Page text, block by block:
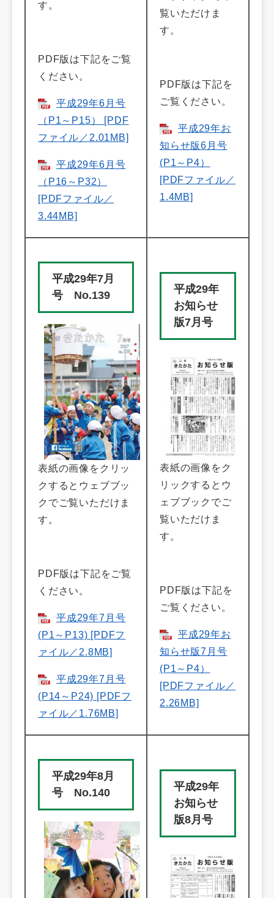
す。
PDF版は下記をご覧
ください。
平成29年6月号
（P1～P15） [PDF
ファイル／2.01MB]
平成29年6月号
（P16～P32）
[PDFファイル／
3.44MB]
覧いただけま
す。
PDF版は下記を
ご覧ください。
平成29年お
知らせ版6月号
(P1～P4）
[PDFファイル／
1.4MB]
平成29年7月
号 No.139
表紙の画像をクリッ
クするとウェブブッ
クでご覧いただけま
す。
PDF版は下記をご覧
ください。
平成29年7月号
(P1～P13) [PDFフ
ァイル／2.8MB]
平成29年7月号
(P14～P24) [PDFフ
ァイル／1.76MB]
平成29年
お知らせ
版7月号
表紙の画像をク
リックするとウ
ェブブックでご
覧いただけま
す。
PDF版は下記を
ご覧ください。
平成29年お
知らせ版7月号
(P1～P4）
[PDFファイル／
2.26MB]
平成29年8月
号 No.140
平成29年
お知らせ
版8月号